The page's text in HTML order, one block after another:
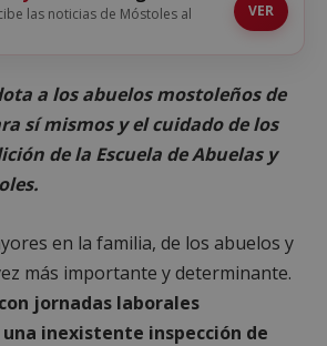
las noticias de Móstoles al
VER
a los abuelos mostoleños de
sí mismos y el cuidado de los
de la Escuela de Abuelas y
en la familia, de los abuelos y
más importante y determinante.
jornadas laborales
inexistente inspección de